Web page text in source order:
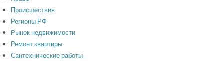
Происшествия
Регионы РФ
Рынок недвижимости
Ремонт квартиры
Сантехнические работы